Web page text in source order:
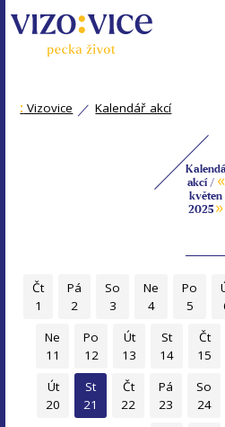
: Vizovice Kalendář akcí
akcí / «
květen
2025»
Čt
1
Pá
2
So
3
Ne
4
Po
5
Ne
11
Po
12
Út
13
St
14
Čt
15
Út
20
St
21
Čt
22
Pá
23
So
24